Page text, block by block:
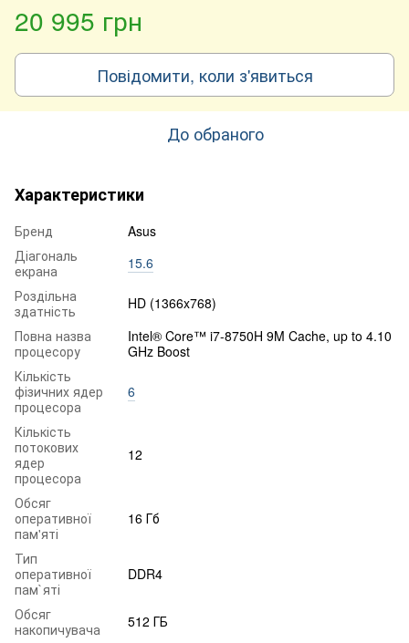
20 995 грн
Повідомити, коли з'явиться
До обраного
Характеристики
Бренд
Asus
Діагональ
екрана
15.6
Роздільна
здатність
HD (1366x768)
Повна назва
процесору
Intel® Core™ i7-8750H 9M Cache, up to 4.10
GHz Boost
Кількість
фізичних ядер
процесора
6
Кількість
потокових
ядер
процесора
12
Обсяг
оперативної
пам'яті
16 Гб
Тип
оперативної
пам`яті
DDR4
Обсяг
накопичувача
512 ГБ